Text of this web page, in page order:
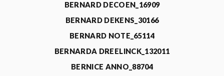
BERNARD DECOEN_16909
BERNARD DEKENS_30166
BERNARD NOTE_65114
BERNARDA DREELINCK_132011
BERNICE ANNO_88704